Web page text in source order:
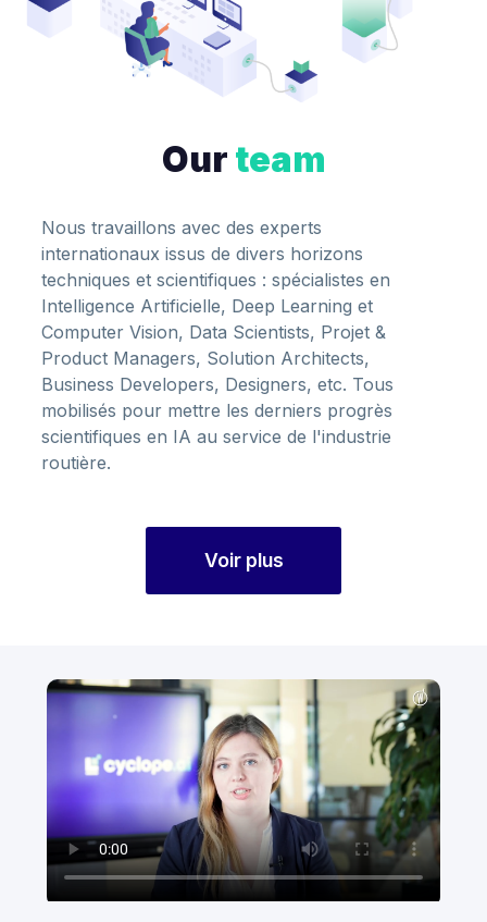
Our team
Nous travaillons avec des experts
internationaux issus de divers horizons
techniques et scientifiques : spécialistes en
Intelligence Artificielle, Deep Learning et
Computer Vision, Data Scientists, Projet &
Product Managers, Solution Architects,
Business Developers, Designers, etc. Tous
mobilisés pour mettre les derniers progrès
scientifiques en IA au service de l'industrie
routière.
Voir plus